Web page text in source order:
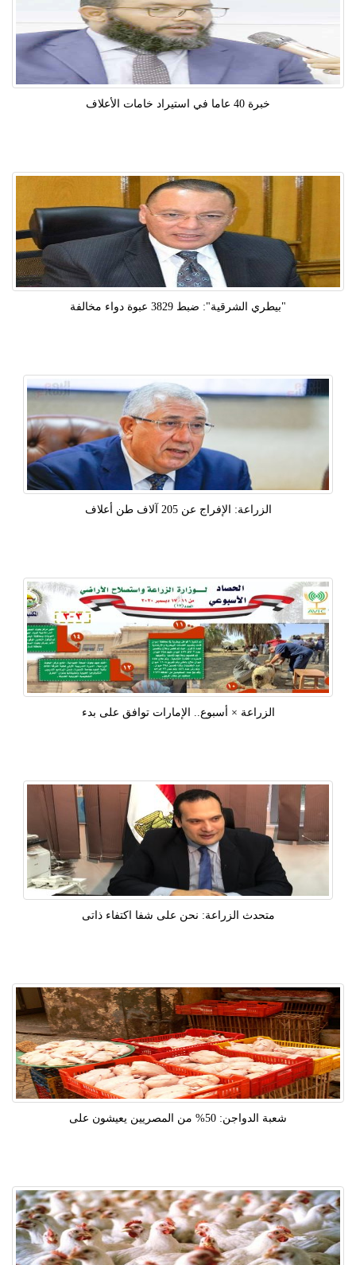
خبرة 40 عاما في استيراد خامات الأعلاف
"بيطري الشرقية": ضبط 3829 عبوة دواء مخالفة
الزراعة: الإفراج عن 205 آلاف طن أعلاف
الزراعة × أسبوع.. الإمارات توافق على بدء
متحدث الزراعة: نحن على شفا اكتفاء ذاتى
شعبة الدواجن: 50% من المصريين يعيشون على